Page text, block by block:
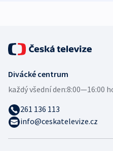
Divácké centrum
každý všední den:8:00—16:00
261 136 113
info@ceskatelevize.cz